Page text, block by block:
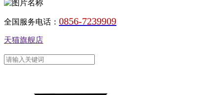
全国服务电话： 0856-7239909
天猫旗舰店